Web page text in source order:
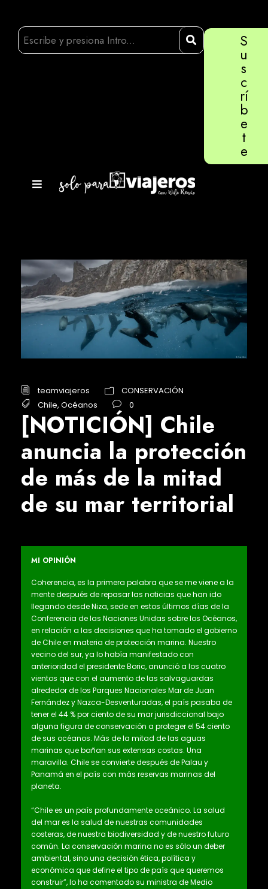
S
u
s
c
rí
b
e
t
e
teamviajeros
CONSERVACIÓN
Chile, Océanos 0
[NOTICIÓN] Chile
anuncia la protección
de más de la mitad
de su mar territorial
MI OPINIÓN
Coherencia, es la primera palabra que se me viene a la
mente después de repasar las noticias que han ido
llegando desde Niza, sede en estos últimos días de la
Conferencia de las Naciones Unidas sobre los Océanos,
en relación a las decisiones que ha tomado el gobierno
de Chile en materia de protección marina. Nuestro
vecino del sur, ya lo había manifestado con
anterioridad el presidente Boric, anunció a los cuatro
vientos que con el aumento de las salvaguardas
alrededor de los Parques Nacionales Mar de Juan
Fernández y Nazca-Desventuradas, el país pasaba de
tener el 44 % por ciento de su mar jurisdiccional bajo
alguna figura de conservación a proteger el 54 ciento
de sus océanos. Más de la mitad de las aguas
marinas que bañan sus extensas costas. Una
maravilla. Chile se convierte después de Palau y
Panamá en el país con más reservas marinas del
planeta.
“Chile es un país profundamente oceánico. La salud
del mar es la salud de nuestras comunidades
costeras, de nuestra biodiversidad y de nuestro futuro
común. La conservación marina no es sólo un deber
ambiental, sino una decisión ética, política y
económica que define el tipo de país que queremos
construir”, lo ha comentado su ministra de Medio